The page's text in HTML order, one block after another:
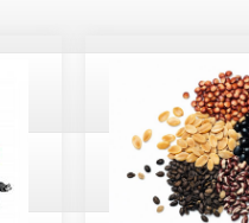
AKCIJAS komplekts -
frontālais iekrāvējs
mulčieris + piekabe
AKCIJAS komplekts -
frēze + mulčieris